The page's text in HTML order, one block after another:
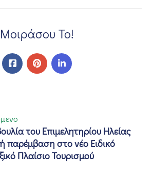
Μοιράσου Το!
του Επιμελητηρίου Ηλείας
παρέμβαση στο νέο Ειδικό
Πλαίσιο Τουρισμού